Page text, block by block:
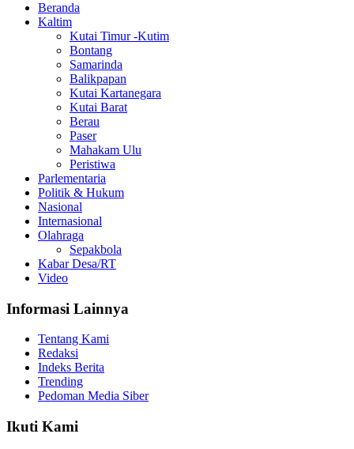
Beranda
Kaltim
Kutai Timur -Kutim
Bontang
Samarinda
Balikpapan
Kutai Kartanegara
Kutai Barat
Berau
Paser
Mahakam Ulu
Peristiwa
Parlementaria
Politik & Hukum
Nasional
Internasional
Olahraga
Sepakbola
Kabar Desa/RT
Video
Informasi Lainnya
Tentang Kami
Redaksi
Indeks Berita
Trending
Pedoman Media Siber
Ikuti Kami